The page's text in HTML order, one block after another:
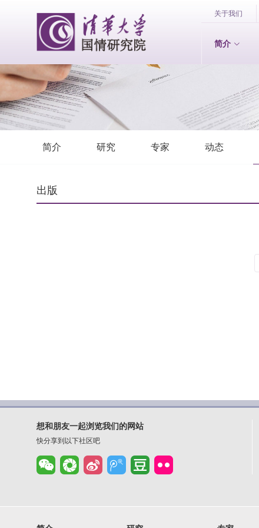
关于我们
简介
简介 研究 专家 动态
出版
想和朋友一起浏览我们的网站
快分享到以下社区吧